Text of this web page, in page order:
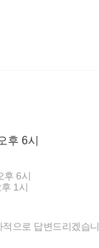
후 6시
후 6시
1시
으로 답변드리겠습니